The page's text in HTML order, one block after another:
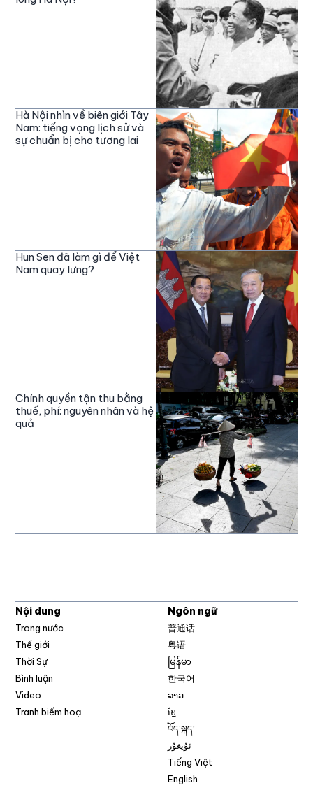
Hà Nội nhìn về biên giới Tây
Nam: tiếng vọng lịch sử và
sự chuẩn bị cho tương lai
Hun Sen đã làm gì để Việt
Nam quay lưng?
Chính quyền tận thu bằng
thuế, phí: nguyên nhân và hệ
quả
Nội dung
Trong nước
Thế giới
Thời Sự
Bình luận
Video
Tranh biếm hoạ
Ngôn ngữ
普通话
粤语
မြန်မာ
한국어
ລາວ
ខ្មែ
བོད་སྐད།
ئۇيغۇر
Tiếng Việt
English